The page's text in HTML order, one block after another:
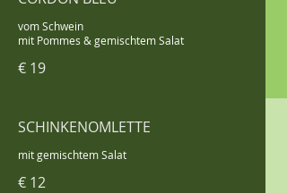
vom Schwein
mit Pommes & gemischtem Salat
€ 19
SCHINKENOMLETTE
mit gemischtem Salat
€ 12